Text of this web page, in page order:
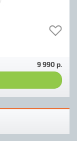
9 990 р.